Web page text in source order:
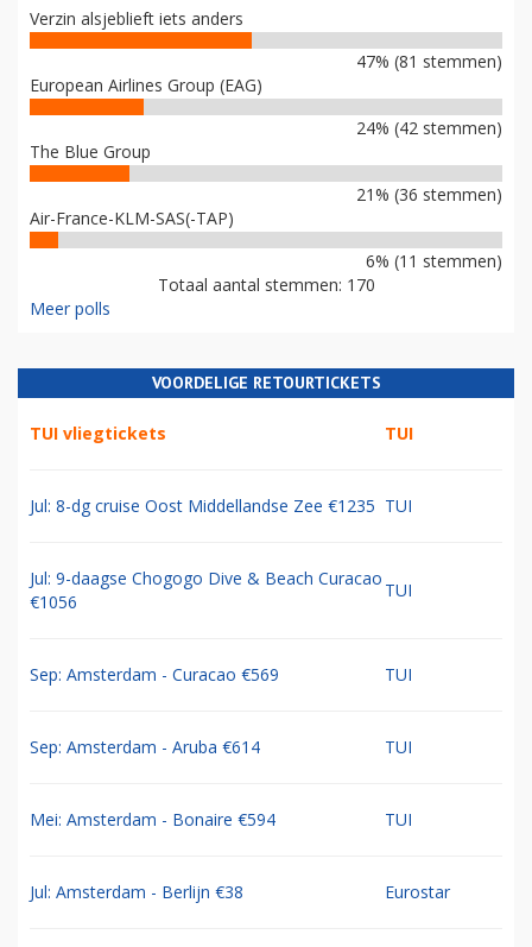
Verzin alsjeblieft iets anders
47% (81 stemmen)
European Airlines Group (EAG)
24% (42 stemmen)
The Blue Group
21% (36 stemmen)
Air-France-KLM-SAS(-TAP)
6% (11 stemmen)
Totaal aantal stemmen: 170
Meer polls
VOORDELIGE RETOURTICKETS
TUI vliegtickets TUI
Jul: 8-dg cruise Oost Middellandse Zee €1235 TUI
Jul: 9-daagse Chogogo Dive & Beach Curacao
€1056
TUI
Sep: Amsterdam - Curacao €569 TUI
Sep: Amsterdam - Aruba €614 TUI
Mei: Amsterdam - Bonaire €594 TUI
Jul: Amsterdam - Berlijn €38 Eurostar